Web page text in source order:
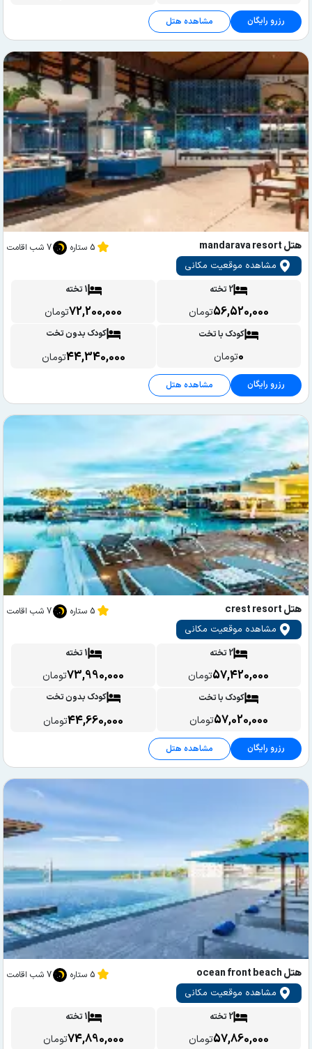
رزرو رایگان مشاهده هتل
هتل mandarava resort
مشاهده موقعیت مکانی
5 ستاره 7 شب اقامت
2 تخته
56,520,000تومان
1 تخته
72,200,000تومان
کودک با تخت
0تومان
کودک بدون تخت
44,340,000تومان
رزرو رایگان مشاهده هتل
هتل crest resort
مشاهده موقعیت مکانی
5 ستاره 7 شب اقامت
2 تخته
57,420,000تومان
1 تخته
73,990,000تومان
کودک با تخت
57,020,000تومان
کودک بدون تخت
44,660,000تومان
رزرو رایگان مشاهده هتل
هتل ocean front beach
مشاهده موقعیت مکانی
5 ستاره 7 شب اقامت
2 تخته
57,860,000تومان
1 تخته
74,890,000تومان